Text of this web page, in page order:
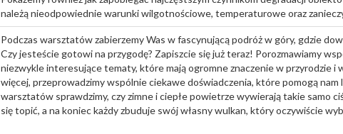
należą nieodpowiednie warunki wilgotnościowe, temperaturowe oraz
Podczas warsztatów zabierzemy Was w fascynującą podróż w góry, gdzie
Czy jesteście gotowi na przygodę? Zapiszcie się już teraz! Porozmawiamy
niezwykle interesujące tematy, które mają ogromne znaczenie w przyrodzie i
więcej, przeprowadzimy wspólnie ciekawe doświadczenia, które pomogą nam
warsztatów sprawdzimy, czy zimne i ciepłe powietrze wywierają takie samo
się topić, a na koniec każdy zbuduje swój własny wulkan, który oczywiście